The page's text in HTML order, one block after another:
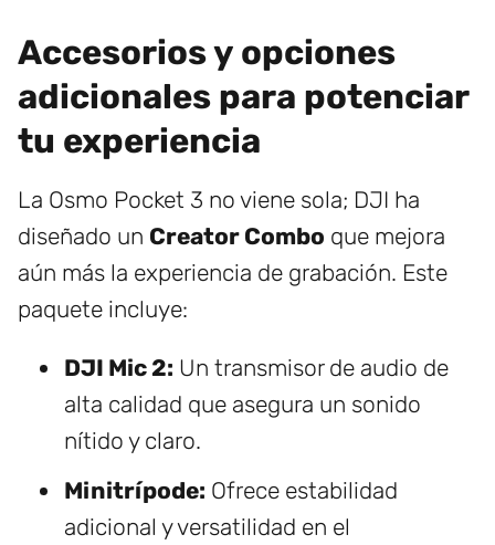
Accesorios y opciones
adicionales para potenciar
tu experiencia
La Osmo Pocket 3 no viene sola; DJI ha
diseñado un Creator Combo que mejora
aún más la experiencia de grabación. Este
paquete incluye:
DJI Mic 2: Un transmisor de audio de
alta calidad que asegura un sonido
nítido y claro.
Minitrípode: Ofrece estabilidad
adicional y versatilidad en el